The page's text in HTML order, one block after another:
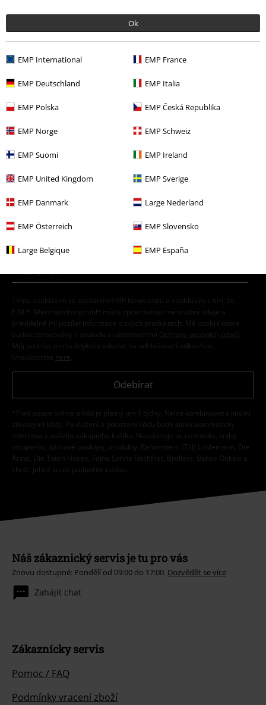
Ok
EMP International EMP France
EMP Deutschland EMP Italia
EMP Polska EMP Česká Republika
EMP Norge EMP Schweiz
EMP Suomi EMP Ireland
EMP United Kingdom EMP Sverige
EMP Danmark Large Nederland
EMP Österreich EMP Slovensko
Large Belgique EMP España
More categories. More options.
E-Mail Newsletter
Získejte 20% slevový poukaz, když se přihlásíte
Tímto souhlasím se zasíláním EMP Newslettru a souhlasím s tím, že
E.M.P. Merchandising mbH může zpracovávat mé osobní údaje a
pravidelně mi posílat informace o svých produktech. Mé osobní údaje
budou zpracovány v souladu s ustanoveními
Ochrana osobních údajů
Můj souhlas mohu kdykoliv odvolat na odhlašovací odkaz/link.
Unsubscribe here
Odebírat
*Platí pouze online a kód je platný jen 4 týdny. Nelze kombinovat s jinými
slevovými kódy. Po vložení a potvrzení kódu bude sleva automaticky
odečtena z vašeho nákupního košíku. Nevztahuje se na média, knihy,
vstupenky, dárkové poukazy, produkty: Rammstein, (Till) Lindemann, Die
Ärzte, Die Toten Hosen, Feine Sahne Fischfilet, Broilers, Böhse Onkelz a
zboží, jehož koupí podpoříte nadaci.
Náš zákaznický servis je tu pro vás
Znovu dostupné: Pondělí od 09:00 do 17:00. Dozvědět se více
Zahájit chat
Zákaznícky servis
Pomoc / FAQ
Podmínky vracení zboží